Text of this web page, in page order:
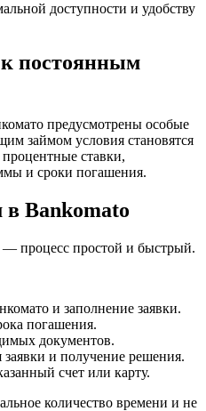
доступности и удобству
постоянным
предусмотрены особые
займом условия становятся
ставки,
и сроки погашения.
Bankomato
процесс простой и быстрый.
и заполнение заявки.
погашения.
документов.
и получение решения.
счет или карту.
количество времени и не